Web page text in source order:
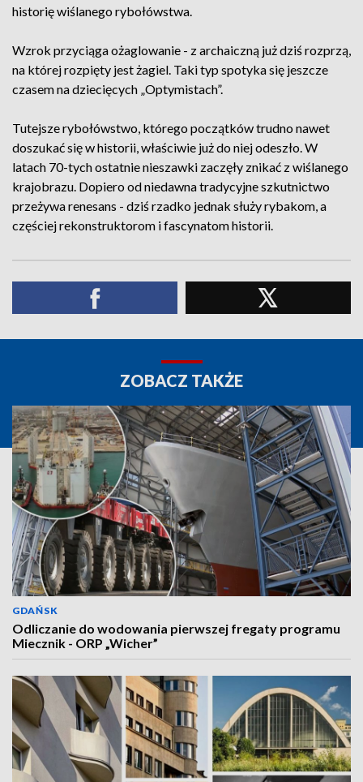
historię wiślanego rybołówstwa.
Wzrok przyciąga ożaglowanie - z archaiczną już dziś rozprzą,
na której rozpięty jest żagiel. Taki typ spotyka się jeszcze
czasem na dziecięcych „Optymistach”.
Tutejsze rybołówstwo, którego początków trudno nawet
doszukać się w historii, właściwie już do niej odeszło. W
latach 70-tych ostatnie nieszawki zaczęły znikać z wiślanego
krajobrazu. Dopiero od niedawna tradycyjne szkutnictwo
przeżywa renesans - dziś rzadko jednak służy rybakom, a
częściej rekonstruktorom i fascynatom historii.
ZOBACZ TAKŻE
GDAŃSK
Odliczanie do wodowania pierwszej fregaty programu
Miecznik - ORP „Wicher”